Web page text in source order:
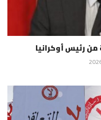
من رئيس أوكرانيا